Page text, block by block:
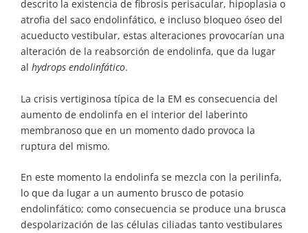
descrito la existencia de fibrosis perisacular, hipoplasia o
atrofia del saco endolinfático, e incluso bloqueo óseo del
acueducto vestibular, estas alteraciones provocarían una
alteración de la reabsorción de endolinfa, que da lugar
al hydrops endolinfático.
La crisis vertiginosa típica de la EM es consecuencia del
aumento de endolinfa en el interior del laberinto
membranoso que en un momento dado provoca la
ruptura del mismo.
En este momento la endolinfa se mezcla con la perilinfa,
lo que da lugar a un aumento brusco de potasio
endolinfático; como consecuencia se produce una brusca
despolarización de las células ciliadas tanto vestibulares